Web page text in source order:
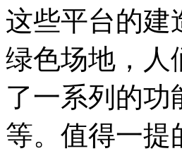
这些平台的建
绿色场地，人
了一系列的功
等。值得一提